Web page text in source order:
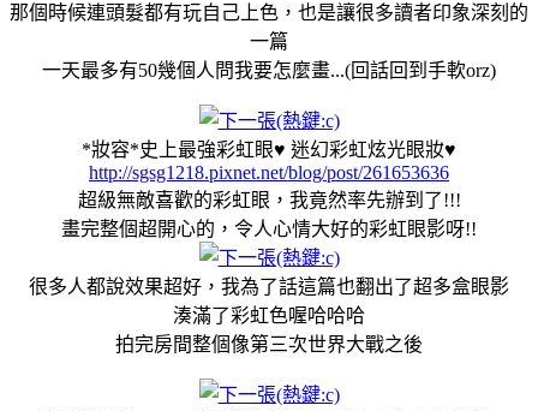
那個時候連頭髮都有玩自己上色，也是讓很多讀者印象深刻的
一篇
一天最多有50幾個人問我要怎麼畫...(回話回到手軟orz)
*妝容*史上最強彩虹眼♥ 迷幻彩虹炫光眼妝♥
http://sgsg1218.pixnet.net/blog/post/261653636
超級無敵喜歡的彩虹眼，我竟然率先辦到了!!!
畫完整個超開心的，令人心情大好的彩虹眼影呀!!
很多人都說效果超好，我為了話這篇也翻出了超多盒眼影
湊滿了彩虹色喔哈哈哈
拍完房間整個像第三次世界大戰之後